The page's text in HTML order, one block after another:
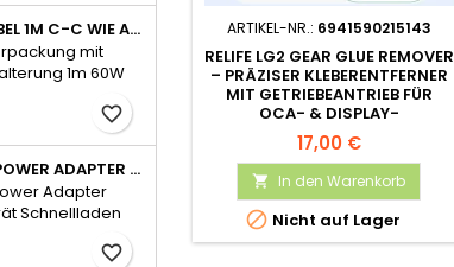
LADEKABEL 1M C-C WIE APPLE ORIGINAL FÜR IPHONE 15 SERIE OHNE VERPACKUNG
mit
1m 60W
15 Serie
favorite_border
USB-C POWER ADAPTER LADEGERÄT SCHNELLLADEN 20W FÜR APPLE - OHNE VERPACKUNG
Adapter
Schnellladen
favorite_border
ARTIKEL-NR.: 6941590215143
RELIFE LG2 GEAR GLUE REMOVER
– PRÄZISER KLEBERENTFERNER
MIT GETRIEBEANTRIEB FÜR
OCA- & DISPLAY-
REPARATUREN
17,00 €
 In den Warenkorb
 Nicht auf Lager